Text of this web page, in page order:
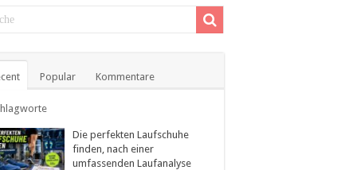
Popular Kommentare
Die perfekten Laufschuhe
finden, nach einer
umfassenden Laufanalyse